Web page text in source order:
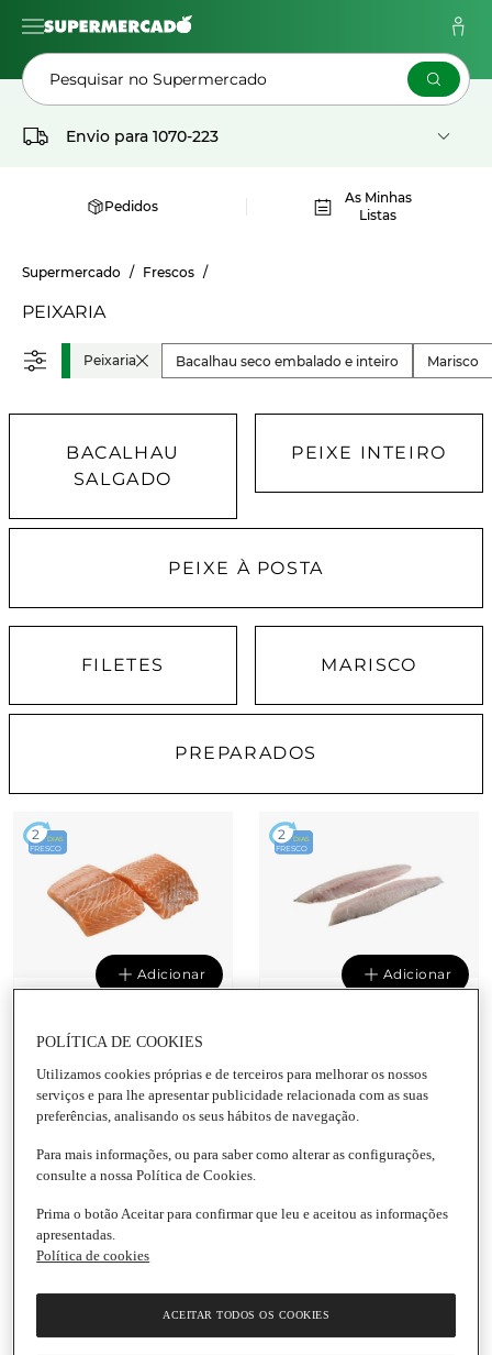
Pesquisar no Supermercado
Envio para 1070-223
Pedidos
As Minhas
Listas
Supermercado Frescos
PEIXARIA
Peixaria Bacalhau seco embalado e inteiro Marisco
BACALHAU
SALGADO
PEIXE INTEIRO
PEIXE À POSTA
FILETES MARISCO
PREPARADOS
2 DIAS
FRESCO
Adicionar
Lombo de Salmão com
Pele de Aquicultura Peso
Aproximado
4.8 (5)
2 DIAS
FRESCO
Adicionar
Aquicultura Peso
Aproximado por
Unidade|100 G
2 DIAS
FRESCO
POLÍTICA DE COOKIES
Utilizamos cookies próprias e de terceiros para melhorar os nossos
serviços e para lhe apresentar publicidade relacionada com as suas
preferências, analisando os seus hábitos de navegação.
Para mais informações, ou para saber como alterar as configurações,
consulte a nossa Política de Cookies.
Prima o botão Aceitar para confirmar que leu e aceitou as informações
apresentadas.
Política de cookies
ACEITAR TODOS OS COOKIES